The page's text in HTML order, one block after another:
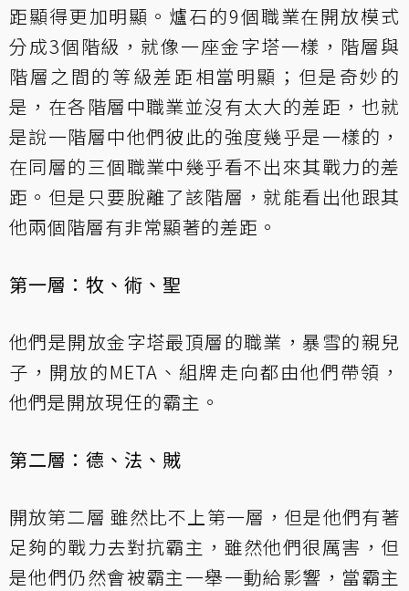
距顯得更加明顯。爐石的9個職業在開放模式
分成3個階級，就像一座金字塔一樣，階層與
階層之間的等級差距相當明顯；但是奇妙的
是，在各階層中職業並沒有太大的差距，也就
是說一階層中他們彼此的強度幾乎是一樣的，
在同層的三個職業中幾乎看不出來其戰力的差
距。但是只要脫離了該階層，就能看出他跟其
他兩個階層有非常顯著的差距。
第一層：牧、術、聖
他們是開放金字塔最頂層的職業，暴雪的親兒
子，開放的META、組牌走向都由他們帶領，
他們是開放現任的霸主。
第二層：德、法、賊
開放第二層 雖然比不上第一層，但是他們有著
足夠的戰力去對抗霸主，雖然他們很厲害，但
是他們仍然會被霸主一舉一動給影響，當霸主